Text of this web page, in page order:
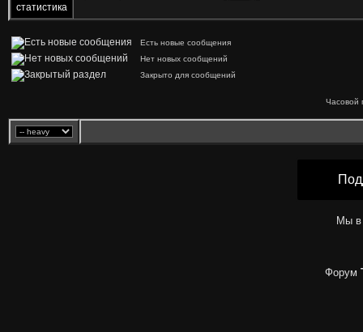
Есть новые сообщения
Нет новых сообщений
Закрыто для сообщений
Часовой
Мы в
Форум